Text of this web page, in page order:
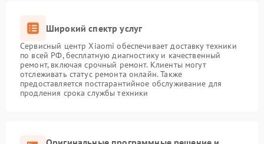
Широкий спектр услуг
Сервисный центр Xiaomi обеспечивает доставку техники
по всей РФ, бесплатную диагностику и качественный
ремонт, включая срочный ремонт. Клиенты могут
отслеживать статус ремонта онлайн. Также
предоставляется постгарантийное обслуживание для
продления срока службы техники